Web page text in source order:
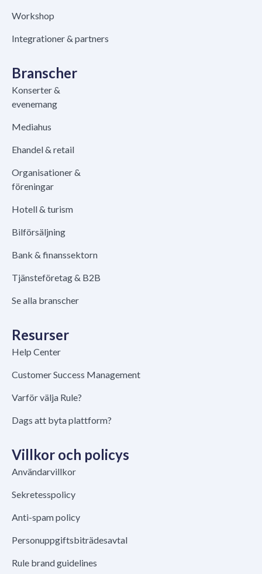
Workshop
Integrationer & partners
Branscher
Konserter &
evenemang
Mediahus
Ehandel & retail
Organisationer &
föreningar
Hotell & turism
Bilförsäljning
Bank & finanssektorn
Tjänsteföretag & B2B
Se alla branscher
Resurser
Help Center
Customer Success Management
Varför välja Rule?
Dags att byta plattform?
Villkor och policys
Användarvillkor
Sekretesspolicy
Anti-spam policy
Personuppgiftsbiträdesavtal
Rule brand guidelines